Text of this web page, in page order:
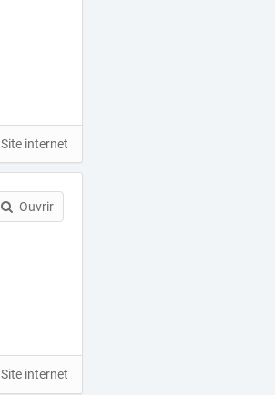
Site internet
Ouvrir
Site internet